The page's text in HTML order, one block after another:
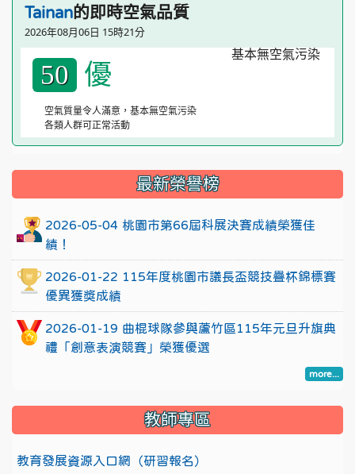
Tainan的即時空氣品質
2026年08月06日 15時21分
50 優
空氣質量令人滿意，基本無空氣污染
各類人群可正常活動
::: 最新榮譽榜
2026-05-04 桃園市第66屆科展決賽成績榮獲佳
績！
2026-01-22 115年度桃園市議長盃競技疊杯錦標賽
優異獲獎成績
2026-01-19 曲棍球隊參與蘆竹區115年元旦升旗典
禮「創意表演競賽」榮獲優選
more...
教師專區
教育發展資源入口網（研習報名）